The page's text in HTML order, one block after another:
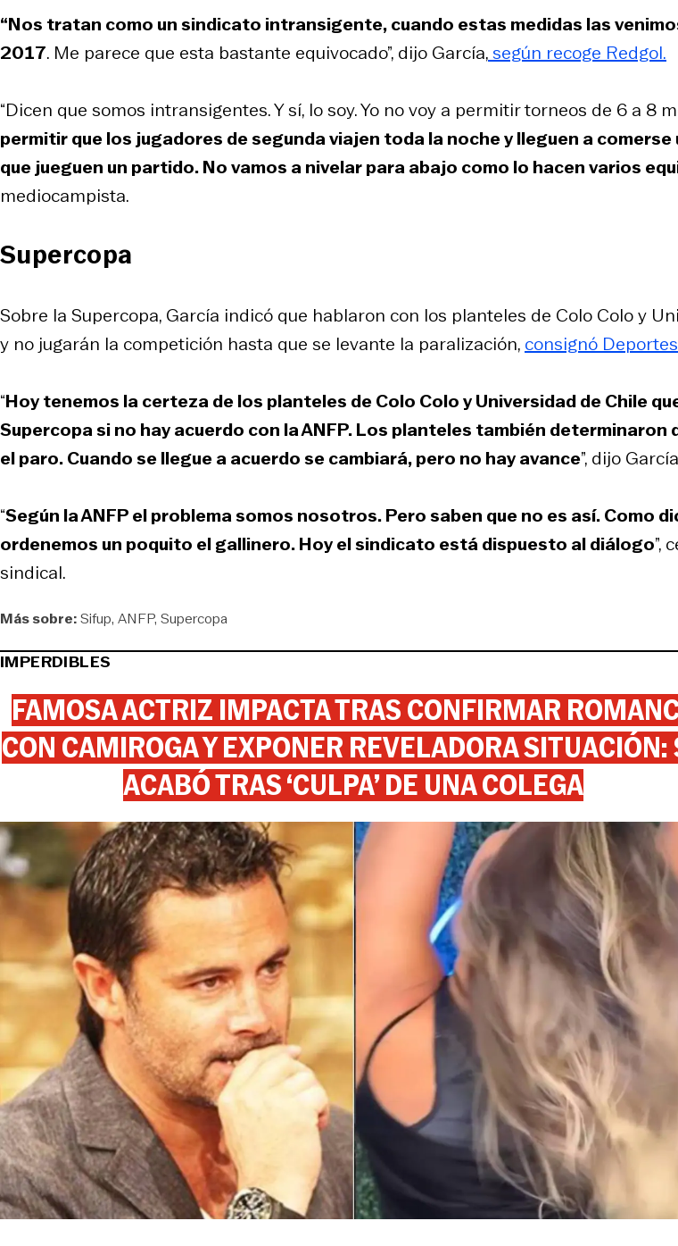
“Nos tratan como un sindicato intransigente, cuando estas medidas las
2017. Me parece que esta bastante equivocado”, dijo García,según recoge Redgol.
“Dicen que somos intransigentes. Y sí, lo soy. Yo no voy a permitir torneos de 6 a 8
permitir que los jugadores de segunda viajen toda la noche y lleguen a comerse
que jueguen un partido. No vamos a nivelar para abajo como lo hacen varios
mediocampista.
Supercopa
Sobre la Supercopa, García indicó que hablaron con los planteles de Colo Colo y
y no jugarán la competición hasta que se levante la paralización, consignó
“Hoy tenemos la certeza de los planteles de Colo Colo y Universidad de Chile
Supercopa si no hay acuerdo con la ANFP. Los planteles también determinaron
el paro. Cuando se llegue a acuerdo se cambiará, pero no hay avance”, dijo
“Según la ANFP el problema somos nosotros. Pero saben que no es así. Como
ordenemos un poquito el gallinero. Hoy el sindicato está dispuesto al diálogo”,
sindical.
Más sobre:Sifup ANFP Supercopa
IMPERDIBLES
FAMOSA ACTRIZ IMPACTA TRAS CONFIRMAR
CON CAMIROGA Y EXPONER REVELADORA SITUACIÓN:
ACABÓ TRAS ‘CULPA’ DE UNA COLEGA